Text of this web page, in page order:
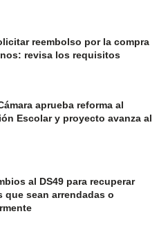
reembolso por la compra
revisa los requisitos
aprueba reforma al
Escolar y proyecto avanza al
al DS49 para recuperar
que sean arrendadas o